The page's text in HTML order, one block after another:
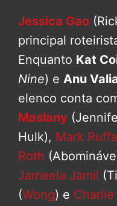
Jessica Gao
principal
Enquanto Kat
Nine) e Anu
elenco conta
Maslany
Hulk), Mark
Roth
Jameela Jamil
(Wong) e Charlie